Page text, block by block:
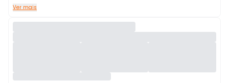
Ver mais